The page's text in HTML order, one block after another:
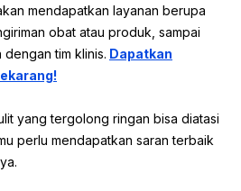
mendapatkan layanan berupa
obat atau produk, sampai
tim klinis. Dapatkan
yang tergolong ringan bisa diatasi
perlu mendapatkan saran terbaik